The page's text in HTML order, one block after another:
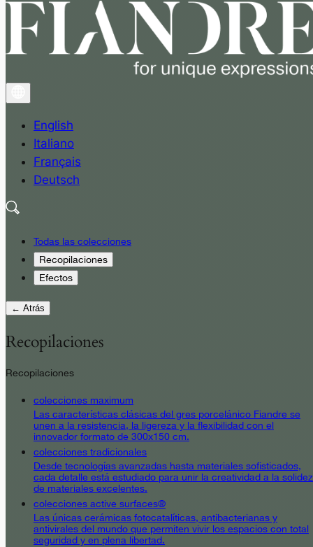
English
Italiano
Français
Deutsch
Todas las colecciones
Recopilaciones
Efectos
← Atrás
Recopilaciones
Recopilaciones
colecciones maximum
Las características clásicas del gres porcelánico Fiandre se
unen a la resistencia, la ligereza y la flexibilidad con el
innovador formato de 300x150 cm.
colecciones tradicionales
Desde tecnologías avanzadas hasta materiales sofisticados,
cada detalle está estudiado para unir la creatividad a la solidez
de materiales excelentes.
colecciones active surfaces®
Las únicas cerámicas fotocatalíticas, antibacterianas y
antivirales del mundo que permiten vivir los espacios con total
seguridad y en plena libertad.